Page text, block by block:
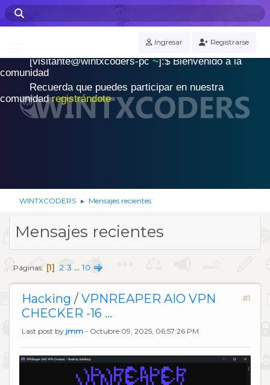
Ingresar Registrarse
WINTXCODERS Terminal
[visitante@wintxcoders-pc~]:$ .
Bienvenido a la
comunidad
Recuerda que puedes participar en nuestra
comunidadregistrándote
WINTXCODERS ► Mensajes recientes
Mensajes recientes
Páginas 1 2 3 ... 10
#1
Hacking / VPNREAPER AIO VPN
CHECKER -16 ...
Last post by jmm - Octubre 09, 2025, 06:57:26 PM